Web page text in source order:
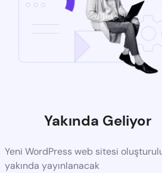
Yakında Geliyor
Yeni WordPress web sitesi
yakında yayınlanacak